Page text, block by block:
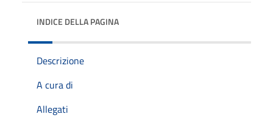
INDICE DELLA PAGINA
Descrizione
A cura di
Allegati